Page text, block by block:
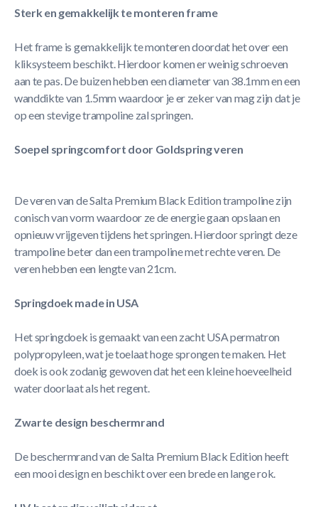
Sterk en gemakkelijk te monteren frame
Het frame is gemakkelijk te monteren doordat het over een
kliksysteem beschikt. Hierdoor komen er weinig schroeven
aan te pas. De buizen hebben een diameter van 38.1mm en een
wanddikte van 1.5mm waardoor je er zeker van mag zijn dat je
op een stevige trampoline zal springen.
Soepel springcomfort door Goldspring veren
De veren van de Salta Premium Black Edition trampoline zijn
conisch van vorm waardoor ze de energie gaan opslaan en
opnieuw vrijgeven tijdens het springen. Hierdoor springt deze
trampoline beter dan een trampoline met rechte veren. De
veren hebben een lengte van 21cm.
Springdoek made in USA
Het springdoek is gemaakt van een zacht USA permatron
polypropyleen, wat je toelaat hoge sprongen te maken. Het
doek is ook zodanig gewoven dat het een kleine hoeveelheid
water doorlaat als het regent.
Zwarte design beschermrand
De beschermrand van de Salta Premium Black Edition heeft
een mooi design en beschikt over een brede en lange rok.